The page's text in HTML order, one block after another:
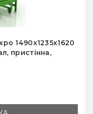
Овочевий
мм,